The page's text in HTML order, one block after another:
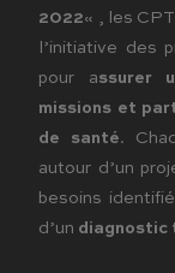
2022« , les
l’initiative des
pour assurer
missions et
de santé.
autour d’un
besoins
d’un diagnostic